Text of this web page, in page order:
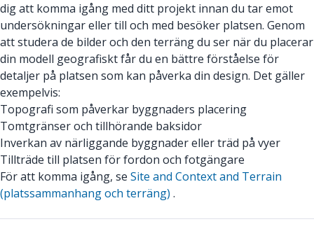
dig att komma igång med ditt projekt innan du tar emot
undersökningar eller till och med besöker platsen. Genom
att studera de bilder och den terräng du ser när du placerar
din modell geografiskt får du en bättre förståelse för
detaljer på platsen som kan påverka din design. Det gäller
exempelvis:
Topografi som påverkar byggnaders placering
Tomtgränser och tillhörande baksidor
Inverkan av närliggande byggnader eller träd på vyer
Tillträde till platsen för fordon och fotgängare
För att komma igång, se Site and Context and Terrain
(platssammanhang och terräng) .